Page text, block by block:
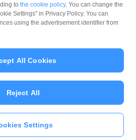
to the cookie policy. You can change the
Settings" in Privacy Policy. You can
using the advertisement identifier from
Settings
Reject All
All Cookies